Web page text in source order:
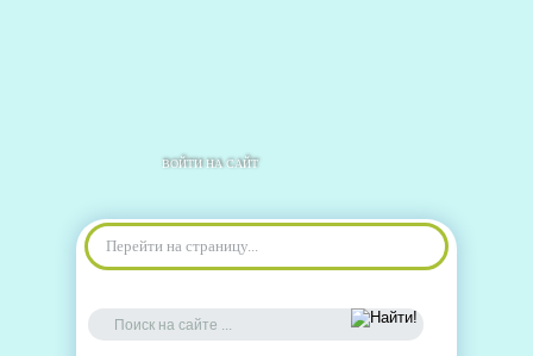
ВОЙТИ НА САЙТ
Перейти на страницу...